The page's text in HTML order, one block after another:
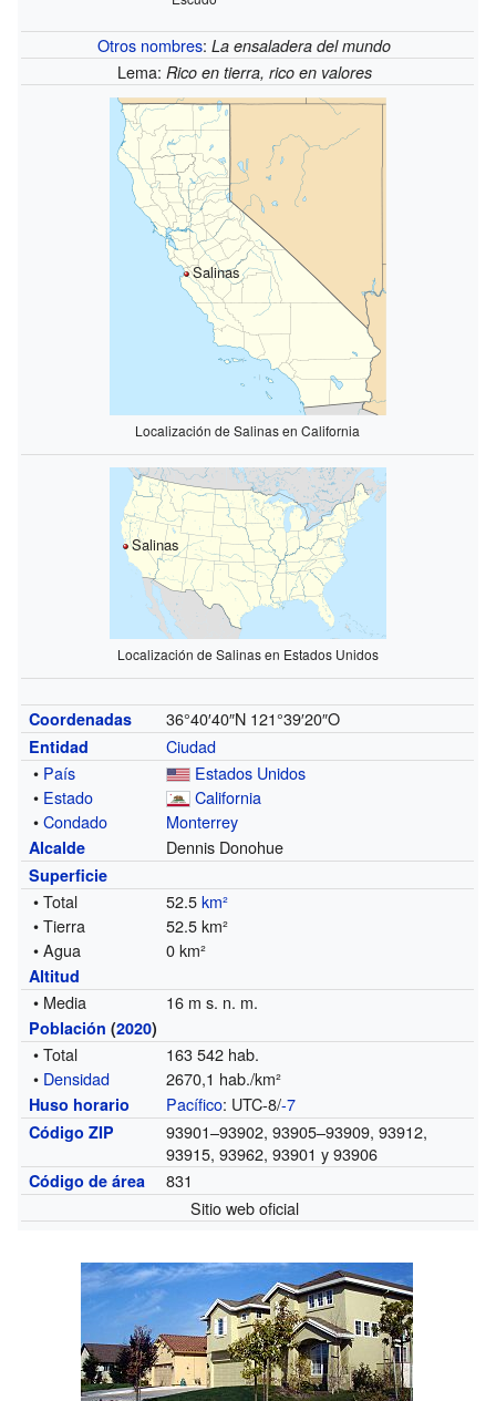
Otros nombres:La ensaladera del mundo
Lema: Rico en tierra, rico en valores
Salinas
Localización de Salinas en California
Salinas
Localización de Salinas en Estados Unidos
Coordenadas 36°40′40″N 121°39′20″O
Entidad
Ciudad
• País
Estados Unidos
• Estado
California
•Condado Monterrey
Alcalde Dennis Donohue
Superficie
• Total 52.5km²
• Tierra
52.5 km²
• Agua
0 km²
Altitud
• Media 16 m s. n. m.
Población (2020)
• Total
163 542 hab.
• Densidad 2670,1 hab./km²
Huso horario Pacífico: UTC-8/-7
Código ZIP
93901–93902, 93905–93909, 93912,
93915, 93962, 93901 y 93906
Código de área
831
Sitio web oficial